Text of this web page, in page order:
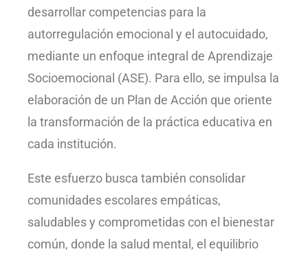
desarrollar competencias para la
autorregulación emocional y el autocuidado,
mediante un enfoque integral de Aprendizaje
Socioemocional (ASE). Para ello, se impulsa la
elaboración de un Plan de Acción que oriente
la transformación de la práctica educativa en
cada institución.
Este esfuerzo busca también consolidar
comunidades escolares empáticas,
saludables y comprometidas con el bienestar
común, donde la salud mental, el equilibrio